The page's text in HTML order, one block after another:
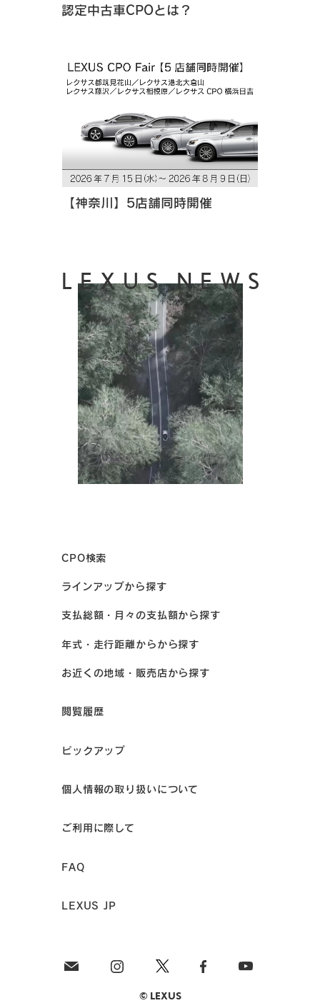
認定中古車CPOとは？
【神奈川】5店舗同時開催
LEXUS NEWS
CPO検索
ラインアップから探す
支払総額・月々の支払額から探す
年式・走行距離からから探す
お近くの地域・販売店から探す
閲覧履歴
ピックアップ
個人情報の取り扱いについて
ご利用に際して
FAQ
LEXUS JP
© LEXUS